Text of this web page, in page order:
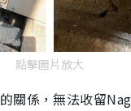
點擊圖片放大
關係，無法收留